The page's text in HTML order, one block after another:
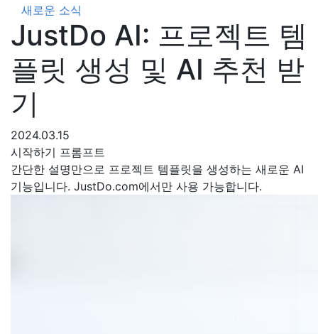
새로운 소식
JustDo AI: 프로젝트 템
플릿 생성 및 AI 추천 받
기
2024.03.15
시작하기 프롬프트
간단한 설명만으로 프로젝트 템플릿을 생성하는 새로운 AI
기능입니다. JustDo.com에서만 사용 가능합니다.